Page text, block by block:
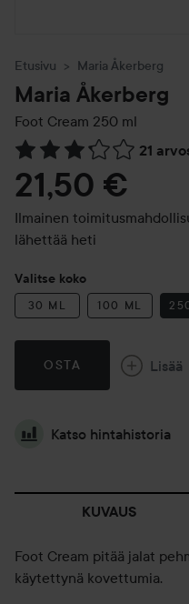
Etusivu Maria Åkerberg
Maria Åkerberg
Foot Cream 250 ml
21
Siirtyä jhk Arvosana &
21,50 €
Ilmainen
lähettää heti
Valitse koko
30 ML 100 ML
OSTA Lisää
Katso hintahistoria
KUVAUS
Foot Cream pitää jalat
käytettynä kovettumia.